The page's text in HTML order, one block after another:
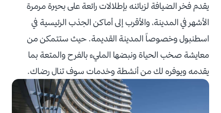
يقدم فخر الضيافة لزبائنه بإطلالات رائعة على بحيرة مرمرة
الأشهر في المدينة، والأقرب إلى أماكن الجذب الرئيسية في
اسطنبول وخصوصاً المدينة القديمة. حيث ستتمكن من
معايشة صخب الحياة ونبضها المليء بالفرح والمتعة بما
يقدمه ويوفره لك من أنشطة وخدمات سوف تنال رضاك.